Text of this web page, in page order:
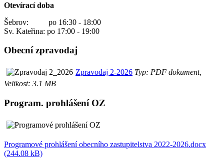
Otevírací doba
Šebrov: po 16:30 - 18:00
Sv. Kateřina: po 17:00 - 19:00
Obecní zpravodaj
Zpravodaj 2-2026 Typ: PDF dokument,
Velikost: 3.1 MB
Program. prohlášení OZ
Programové prohlášení obecního zastupitelstva 2022-2026.docx
(244.08 kB)